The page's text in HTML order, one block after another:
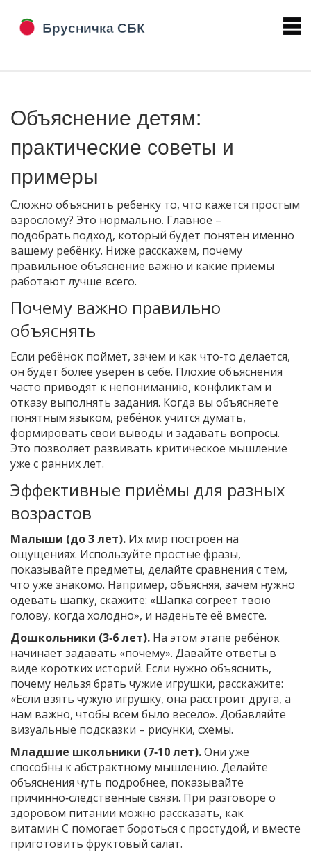
Объяснение детям:
практические советы и
примеры
Сложно объяснить ребенку то, что кажется простым
взрослому? Это нормально. Главное –
подобрать подход, который будет понятен именно
вашему ребёнку. Ниже расскажем, почему
правильное объяснение важно и какие приёмы
работают лучше всего.
Почему важно правильно
объяснять
Если ребёнок поймёт, зачем и как что‑то делается,
он будет более уверен в себе. Плохие объяснения
часто приводят к непониманию, конфликтам и
отказу выполнять задания. Когда вы объясняете
понятным языком, ребёнок учится думать,
формировать свои выводы и задавать вопросы.
Это позволяет развивать критическое мышление
уже с ранних лет.
Эффективные приёмы для разных
возрастов
Малыши (до 3 лет). Их мир построен на
ощущениях. Используйте простые фразы,
показывайте предметы, делайте сравнения с тем,
что уже знакомо. Например, объясняя, зачем нужно
одевать шапку, скажите: «Шапка согреет твою
голову, когда холодно», и наденьте её вместе.
Дошкольники (3‑6 лет). На этом этапе ребёнок
начинает задавать «почему». Давайте ответы в
виде коротких историй. Если нужно объяснить,
почему нельзя брать чужие игрушки, расскажите:
«Если взять чужую игрушку, она расстроит друга, а
нам важно, чтобы всем было весело». Добавляйте
визуальные подсказки – рисунки, схемы.
Младшие школьники (7‑10 лет).Они уже
способны к абстрактному мышлению. Делайте
объяснения чуть подробнее, показывайте
причинно‑следственные связи. При разговоре о
здоровом питании можно рассказать, как
витамин C помогает бороться с простудой, и вместе
приготовить фруктовый салат.